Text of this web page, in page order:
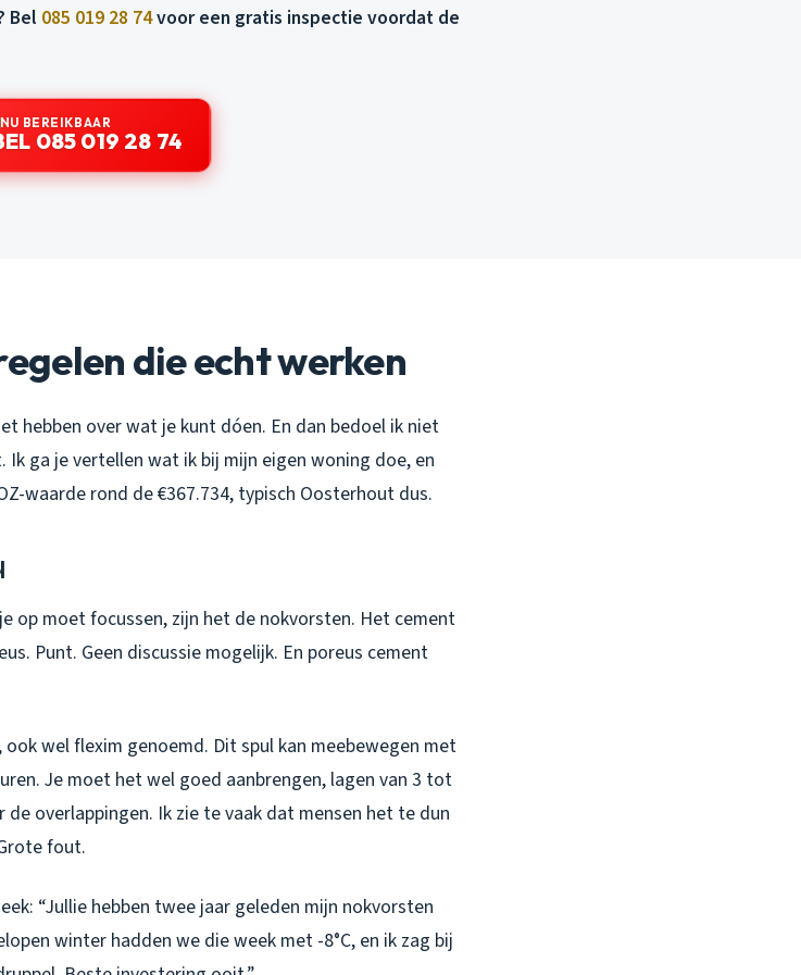
Bel 085 019 28 74voor een gratis inspectie voordat de
NU BEREIKBAAR
085 019 28 74
die echt werken
hebben over wat je kunt dóen. En dan bedoel ik niet
ga je vertellen wat ik bij mijn eigen woning doe, en
waarde rond de €367.734, typisch Oosterhout dus.
op moet focussen, zijn het de nokvorsten. Het cement
Punt. Geen discussie mogelijk. En poreus cement
wel flexim genoemd. Dit spul kan meebewegen met
Je moet het wel goed aanbrengen, lagen van 3 tot
overlappingen. Ik zie te vaak dat mensen het te dun
fout.
“Jullie hebben twee jaar geleden mijn nokvorsten
winter hadden we die week met -8°C, en ik zag bij